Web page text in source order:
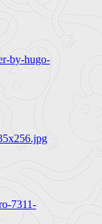
by-hugo-
7311-